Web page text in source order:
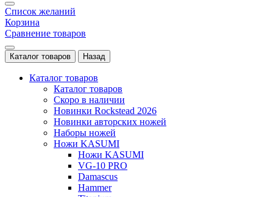
Список желаний
Корзина
Сравнение товаров
Каталог товаров Назад
Каталог товаров
Каталог товаров
Скоро в наличии
Новинки Rockstead 2026
Новинки авторских ножей
Наборы ножей
Ножи KASUMI
Ножи KASUMI
VG-10 PRO
Damascus
Hammer